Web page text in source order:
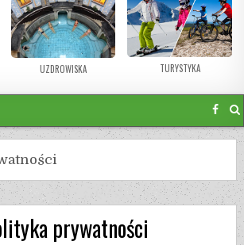
UZDROWISKA TURYSTYKA
prywatności